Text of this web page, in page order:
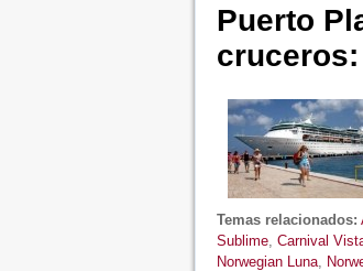
Puerto
Temas relacionados:
Sublime, Carnival
Norwegian Luna,